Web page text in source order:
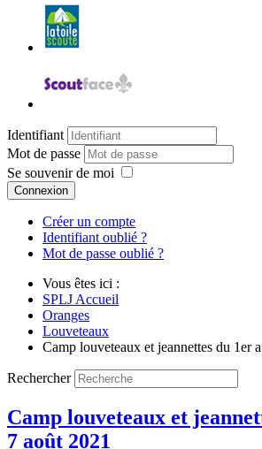
Identifiant
Mot de passe
Se souvenir de moi
Connexion
Créer un compte
Identifiant oublié ?
Mot de passe oublié ?
Vous êtes ici :
SPLJ Accueil
Oranges
Louveteaux
Camp louveteaux et jeannettes du 1er
Rechercher
Camp louveteaux et
7 août 2021